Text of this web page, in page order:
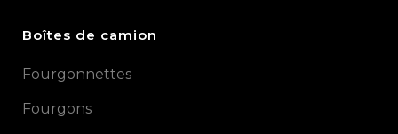
Boîtes de camion
Fourgonnettes
Fourgons